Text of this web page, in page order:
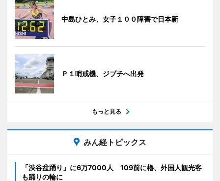
中島ひとみ、女子１００障害で日本新
Ｐ１哨戒機、ジブチへ出発
もっと見る
みん経トピックス
「渋谷盆踊り」に6万7000人 109前に櫓、外国人観光客
も踊りの輪に